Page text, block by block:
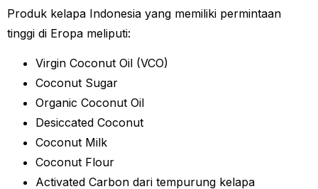
Produk kelapa Indonesia yang memiliki permintaan
tinggi di Eropa meliputi:
Virgin Coconut Oil (VCO)
Coconut Sugar
Organic Coconut Oil
Desiccated Coconut
Coconut Milk
Coconut Flour
Activated Carbon dari tempurung kelapa